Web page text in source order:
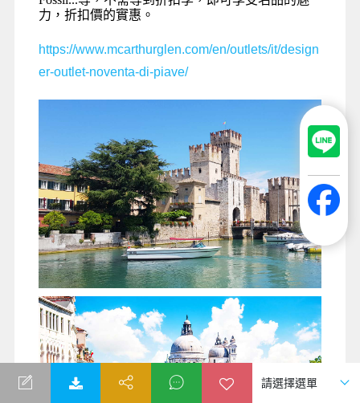
力，折扣價的實惠。
https://www.mcarthurglen.com/en/outlets/it/design
er-outlet-noventa-di-piave/